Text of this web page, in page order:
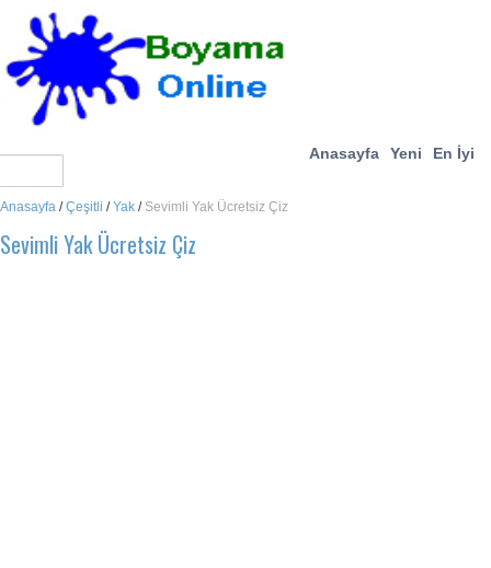
Anasayfa Yeni En İyi
Anasayfa /Çeşitli /Yak / Sevimli Yak Ücretsiz Çiz
Sevimli Yak Ücretsiz Çiz